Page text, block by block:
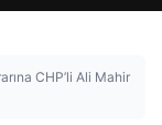
CHP’li Ali Mahir